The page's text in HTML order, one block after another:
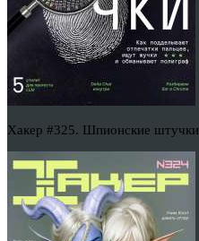
Хакер #325. Шпионские штучки